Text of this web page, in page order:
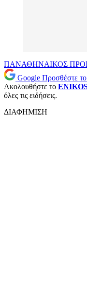
ΠΑΝΑΘΗΝΑΙΚΟΣ
Google Προσθέστε
Ακολουθήστε το
όλες τις ειδήσεις.
ΔΙΑΦΗΜΙΣΗ